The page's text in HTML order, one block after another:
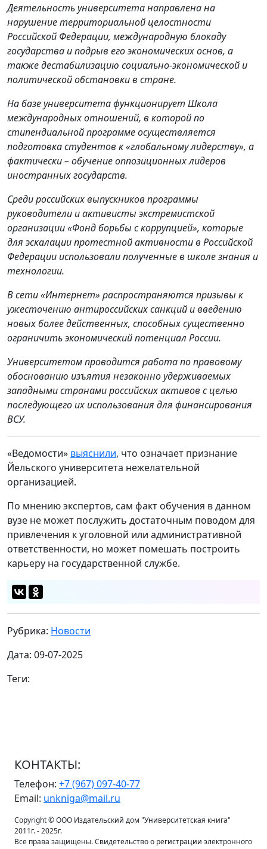
Деятельность университета направлена на
нарушение территориальной целостности
Российской Федерации, международную блокаду
государства и подрыв его экономических основ, а
также дестабилизацию социально-экономической и
политической обстановки в стране.
На базе университета функционирует Школа
международных отношений, в которой по
стипендиальной программе осуществляется
подготовка студентов к «глобальному лидерству», а
фактически – обучение оппозиционных лидеров
иностранных государств.
Среди российских выпускников программы
руководители и активисты экстремистской
организации «Фонд борьбы с коррупцией», которые
для эскалации протестной активности в Российской
Федерации использовали полученные в школе знания и
технологии.
В сети «Интернет» распространяются призывы к
ужесточению антироссийских санкций и введению
новых более действенных, способных существенно
ограничить экономический потенциал России.
Университетом проводится работа по правовому
обоснованию изъятия незаконно удерживаемых
западными странами российских активов с целью
последующего их использования для финансирования
ВСУ.
«Ведомости» выяснили, что означает признание
Йельского университета нежелательной
организацией.
По мнению экспертов, сам факт обучения в данном
вузе не может послужить достаточным поводом для
привлечения к уголовной или административной
ответственности, но может помешать построить
карьеру на государственной службе.
Рубрика: Новости
Дата: 09-07-2025
Теги:
КОНТАКТЫ:
Телефон: +7 (967) 097-40-77
Email: unkniga@mail.ru
Copyright © ООО Издательский дом "Университетская книга"
2011г. - 2025г.
Все права защищены. Свидетельство о регистрации электронного